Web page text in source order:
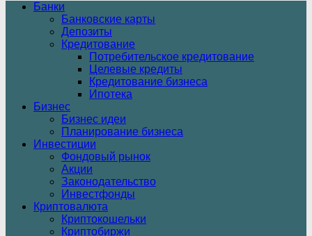
Банки
Банковские карты
Депозиты
Кредитование
Потребительское кредитование
Целевые кредиты
Кредитование бизнеса
Ипотека
Бизнес
Бизнес идеи
Планирование бизнеса
Инвестиции
Фондовый рынок
Акции
Законодательство
Инвестфонды
Криптовалюта
Криптокошельки
Криптобиржи